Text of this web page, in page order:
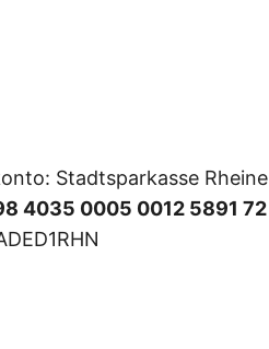
Stadtsparkasse Rheine
4035 0005 0012 5891 72